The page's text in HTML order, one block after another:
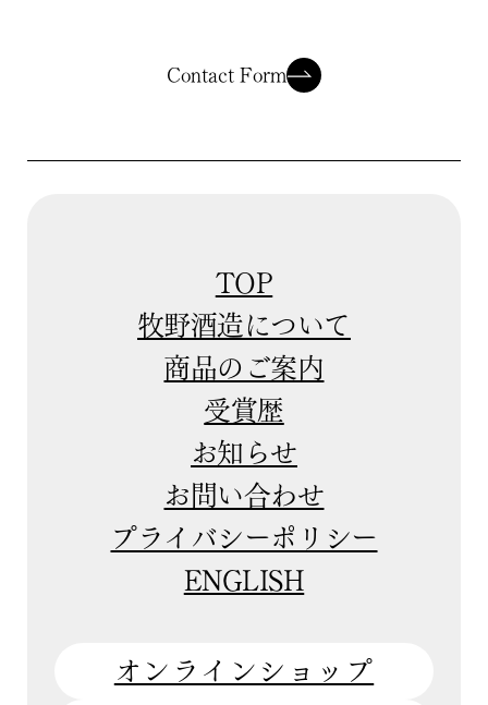
Contact Form
TOP
牧野酒造について
商品のご案内
受賞歴
お知らせ
お問い合わせ
プライバシーポリシー
ENGLISH
オンラインショップ